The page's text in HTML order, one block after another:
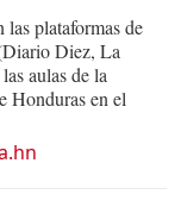
las plataformas de
Diez, La
aulas de la
Honduras en el